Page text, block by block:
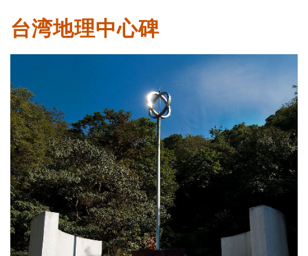
台湾地理中心碑